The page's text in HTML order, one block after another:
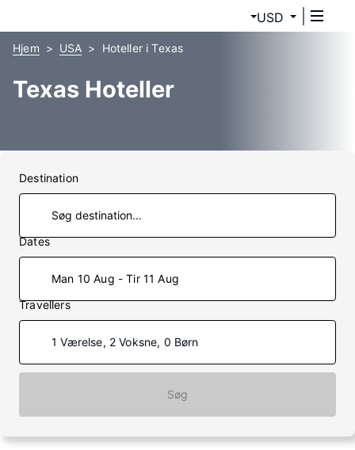
USD
Hjem USA Hoteller i Texas
Texas Hoteller
Destination
Dates
Man 10 Aug - Tir 11 Aug
Travellers
1 Værelse, 2 Voksne, 0 Børn
Søg